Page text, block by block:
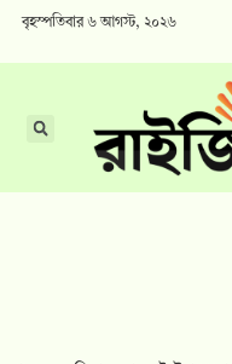
বৃহস্পতিবার ৬ আগস্ট, ২০২৬